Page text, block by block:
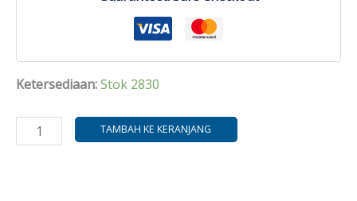
Ketersediaan:Stok 2830
TAMBAH KE KERANJANG